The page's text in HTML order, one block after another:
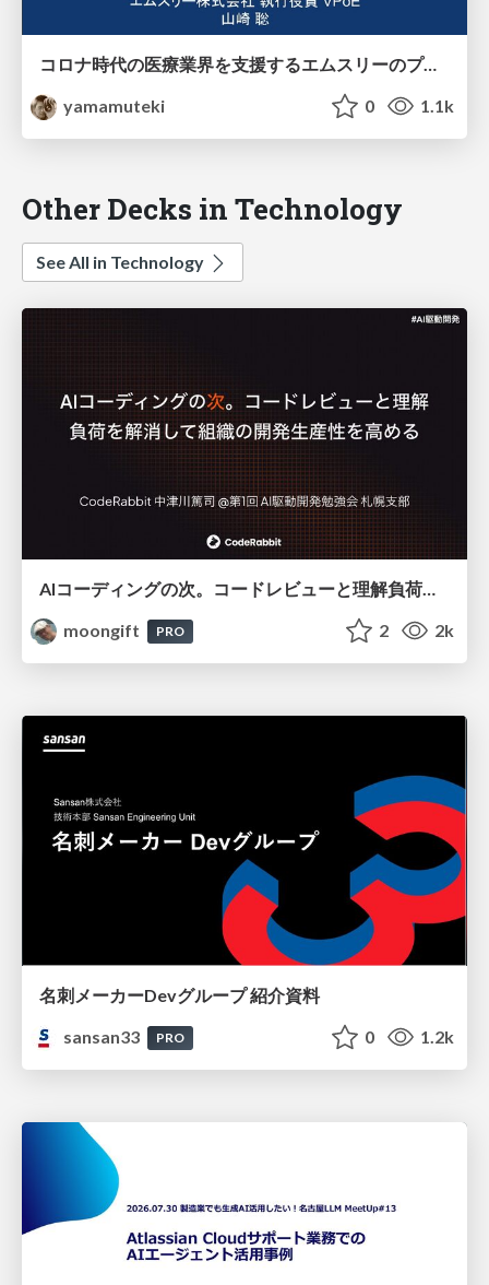
コロナ時代の医療業界を支援するエムスリーのプロダクト開発の舞台裏（オープニングトーク） / Opening Talk for Backstage of M3's Product Development in Medical Industry with COVID-19 era
yamamuteki
0 1.1k
Other Decks in Technology
See All in Technology
moongift
PRO 2 2k
名刺メーカーDevグループ 紹介資料
sansan33
PRO 0 1.2k